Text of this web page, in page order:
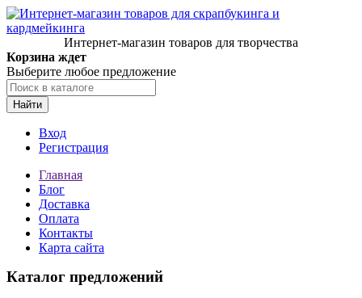
Интернет-магазин товаров для творчества
Корзина ждет
Выберите любое предложение
Найти
Вход
Регистрация
Главная
Блог
Доставка
Оплата
Контакты
Карта сайта
Каталог предложений